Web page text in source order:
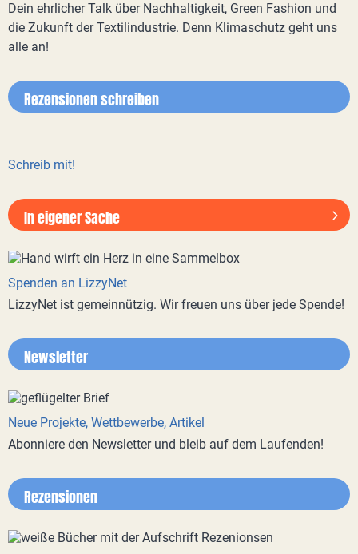
Dein ehrlicher Talk über Nachhaltigkeit, Green Fashion und
die Zukunft der Textilindustrie. Denn Klimaschutz geht uns
alle an!
Rezensionen schreiben
Schreib mit!
In eigener Sache
Spenden an LizzyNet
LizzyNet ist gemeinnützig. Wir freuen uns über jede Spende!
Newsletter
Neue Projekte, Wettbewerbe, Artikel
Abonniere den Newsletter und bleib auf dem Laufenden!
Rezensionen